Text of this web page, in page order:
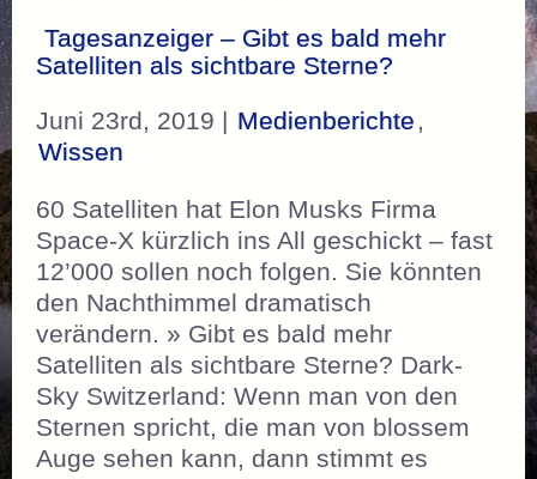
Tagesanzeiger – Gibt es bald mehr
Satelliten als sichtbare Sterne?
Juni 23rd, 2019 | Medienberichte ,
Wissen
60 Satelliten hat Elon Musks Firma
Space-X kürzlich ins All geschickt – fast
12’000 sollen noch folgen. Sie könnten
den Nachthimmel dramatisch
verändern. » Gibt es bald mehr
Satelliten als sichtbare Sterne? Dark-
Sky Switzerland: Wenn man von den
Sternen spricht, die man von blossem
Auge sehen kann, dann stimmt es